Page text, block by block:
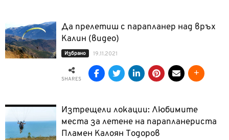
Да прелетиш с парапланер над връх
Калин (видео)
Избрано 19.11.2021
SHARES
Изтрещели локации: Любимите
места за летене на парапланериста
Пламен Калоян Тодоров